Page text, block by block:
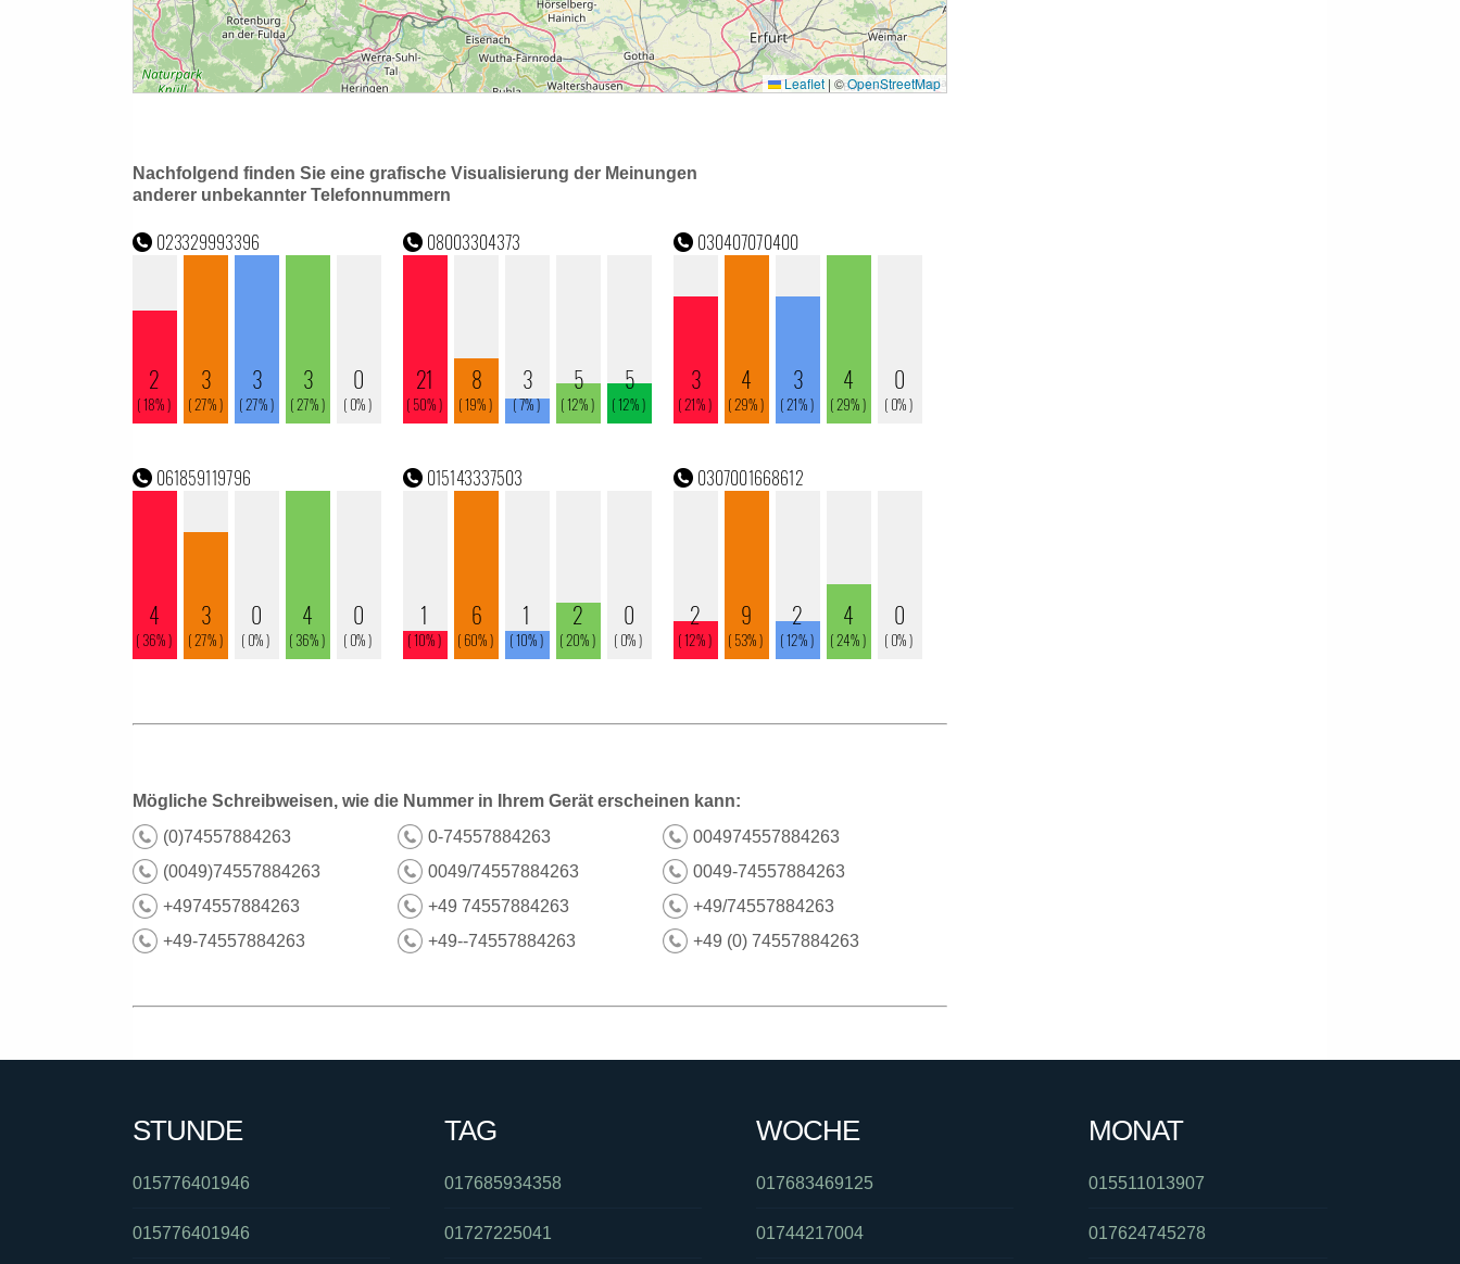
Nachfolgend finden Sie eine grafische Visualisierung der Meinungen
anderer unbekannter Telefonnummern
Mögliche Schreibweisen, wie die Nummer in Ihrem Gerät erscheinen kann:
(0)74557884263
0-74557884263
004974557884263
(0049)74557884263
0049/74557884263
0049-74557884263
+4974557884263
+49 74557884263
+49/74557884263
+49-74557884263
+49--74557884263 +49 (0) 74557884263
STUNDE
015776401946
015776401946
TAG
017685934358
01727225041
WOCHE
017683469125
01744217004
MONAT
015511013907
017624745278